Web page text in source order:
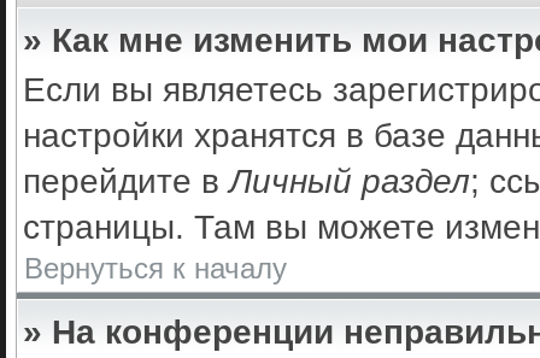
» Как мне изменить мои
Если вы являетесь
настройки хранятся в базе
перейдите вЛичный раздел;
страницы. Там вы можете
Вернуться к началу
» На конференции